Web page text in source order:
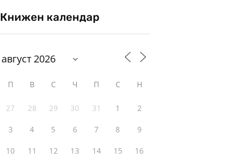
Книжен календар
П В С Ч П С Н
27 28 29 30 31 1 2
3 4 5 6 7 8 9
10 11 12 13 14 15 16